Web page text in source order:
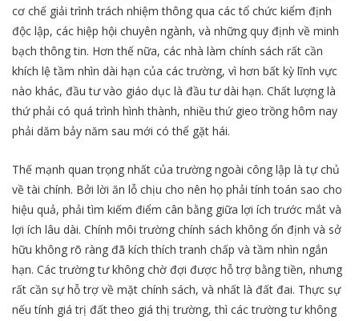
cơ chế giải trình trách nhiệm thông qua các tổ chức kiểm định
độc lập, các hiệp hội chuyên ngành, và những quy định về minh
bạch thông tin. Hơn thế nữa, các nhà làm chính sách rất cần
khích lệ tầm nhìn dài hạn của các trường, vì hơn bất kỳ lĩnh vực
nào khác, đầu tư vào giáo dục là đầu tư dài hạn. Chất lượng là
thứ phải có quá trình hình thành, nhiều thứ gieo trồng hôm nay
phải dăm bảy năm sau mới có thể gặt hái.
Thế mạnh quan trọng nhất của trường ngoài công lập là tự chủ
về tài chính. Bởi lời ăn lỗ chịu cho nên họ phải tính toán sao cho
hiệu quả, phải tìm kiếm điểm cân bằng giữa lợi ích trước mắt và
lợi ích lâu dài. Chính môi trường chính sách không ổn định và sở
hữu không rõ ràng đã kích thích tranh chấp và tầm nhìn ngắn
hạn. Các trường tư không chờ đợi được hỗ trợ bằng tiền, nhưng
rất cần sự hỗ trợ về mặt chính sách, và nhất là đất đai. Thực sự
nếu tính giá trị đất theo giá thị trường, thì các trường tư không